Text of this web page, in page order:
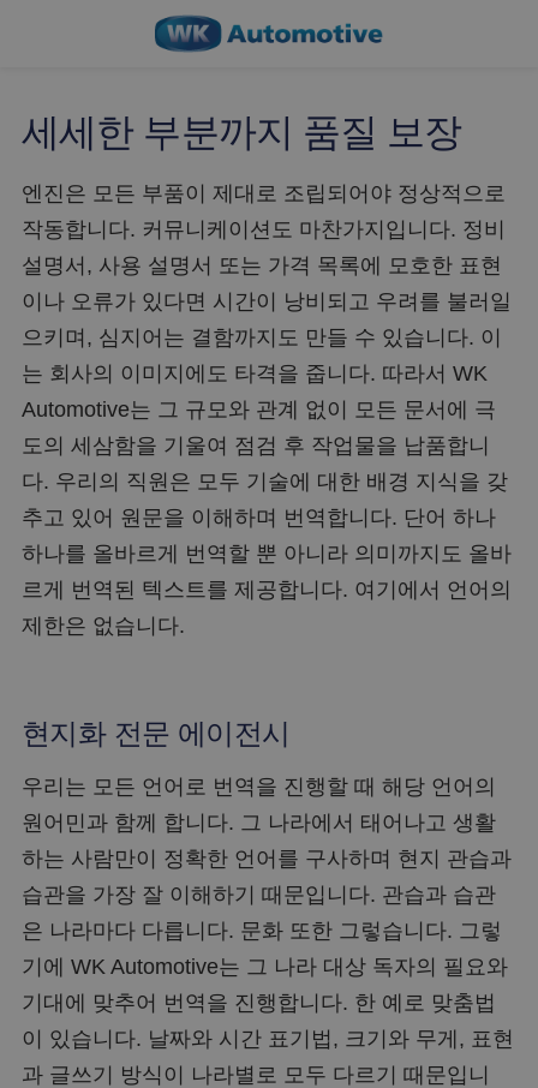
세세한 부분까지 품질 보장
엔진은 모든 부품이 제대로 조립되어야 정상적으로
작동합니다. 커뮤니케이션도 마찬가지입니다. 정비
설명서, 사용 설명서 또는 가격 목록에 모호한 표현
이나 오류가 있다면 시간이 낭비되고 우려를 불러일
으키며, 심지어는 결함까지도 만들 수 있습니다. 이
는 회사의 이미지에도 타격을 줍니다. 따라서 WK
Automotive는 그 규모와 관계 없이 모든 문서에 극
도의 세삼함을 기울여 점검 후 작업물을 납품합니
다. 우리의 직원은 모두 기술에 대한 배경 지식을 갖
추고 있어 원문을 이해하며 번역합니다. 단어 하나
하나를 올바르게 번역할 뿐 아니라 의미까지도 올바
르게 번역된 텍스트를 제공합니다. 여기에서 언어의
제한은 없습니다.
현지화 전문 에이전시
우리는 모든 언어로 번역을 진행할 때 해당 언어의
원어민과 함께 합니다. 그 나라에서 태어나고 생활
하는 사람만이 정확한 언어를 구사하며 현지 관습과
습관을 가장 잘 이해하기 때문입니다. 관습과 습관
은 나라마다 다릅니다. 문화 또한 그렇습니다. 그렇
기에 WK Automotive는 그 나라 대상 독자의 필요와
기대에 맞추어 번역을 진행합니다. 한 예로 맞춤법
이 있습니다. 날짜와 시간 표기법, 크기와 무게, 표현
과 글쓰기 방식이 나라별로 모두 다르기 때문입니